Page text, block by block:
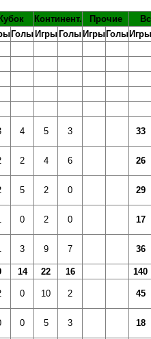
Континент. Прочие
ГолыИгрыГолыИгрыГолыИгры
4 5 3 33
2 4 6 26
5 2 0 29
0 2 0 17
3 9 7 36
14 22 16 140
0 10 2 45
0 5 3 18